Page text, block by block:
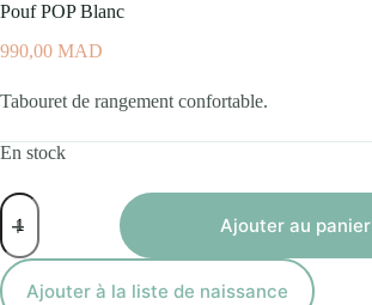
Pouf POP Blanc
990,00 MAD
Tabouret de rangement confortable.
En stock
quantité
Pouf
POP
Blanc
Ajouter au panier
Ajouter à la liste de naissance